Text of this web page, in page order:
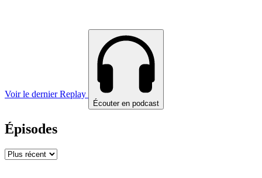
Voir le dernier Replay
Écouter en podcast
Épisodes